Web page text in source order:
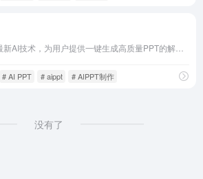
# AI PPT # aippt # AIPPT制作
没有了